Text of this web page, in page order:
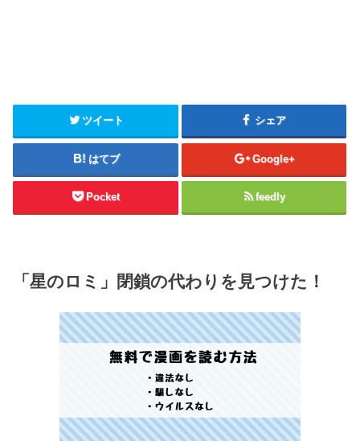
ツイート シェア
はてブ Google+
Pocket feedly
「星のロミ」閉鎖の代わりを見つけた！